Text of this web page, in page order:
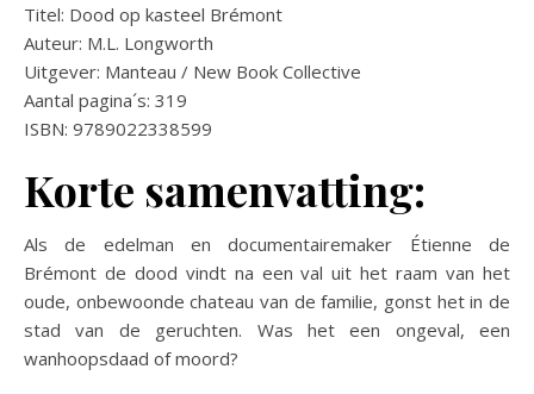
Titel: Dood op kasteel Brémont
Auteur: M.L. Longworth
Uitgever: Manteau / New Book Collective
Aantal pagina´s: 319
ISBN: 9789022338599
Korte samenvatting:
Als de edelman en documentairemaker Étienne de
Brémont de dood vindt na een val uit het raam van het
oude, onbewoonde chateau van de familie, gonst het in de
stad van de geruchten. Was het een ongeval, een
wanhoopsdaad of moord?